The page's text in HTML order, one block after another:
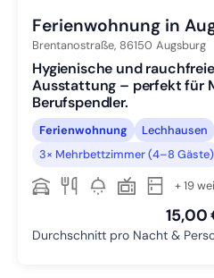
Ferienwohnung in
Brentanostraße, 86150 Augsburg
Hygienische und
Ausstattung – perfekt für
Berufspendler.
Ferienwohnung
Lechhausen
3× Mehrbettzimmer (4–8 Gäste)
+ 19
15,00
Durchschnitt pro Nacht &